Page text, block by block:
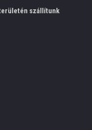
szállítunk